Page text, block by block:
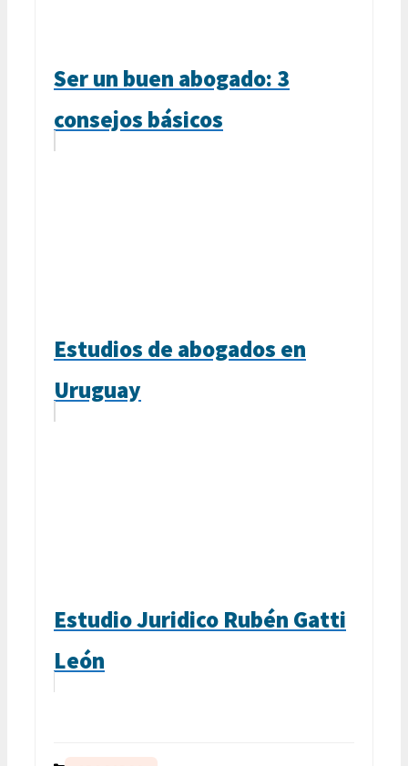
Ser un buen abogado: 3
consejos básicos
Estudios de abogados en
Uruguay
Estudio Juridico Rubén Gatti
León